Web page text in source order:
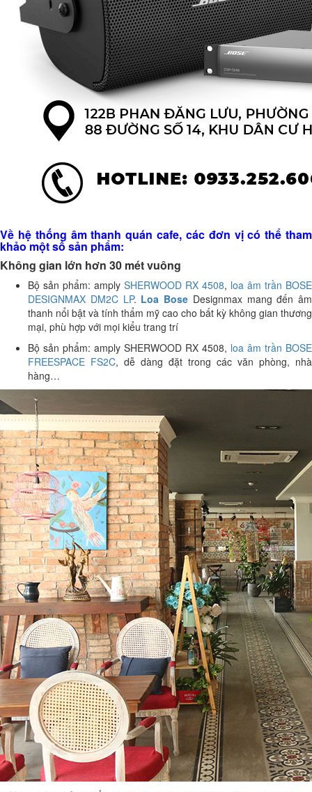
Về hệ thống âm thanh quán cafe, các đơn vị có thể tham
khảo một số sản phẩm:
Không gian lớn hơn 30 mét vuông
Bộ sản phẩm: amply SHERWOOD RX 4508, loa âm trần BOSE
DESIGNMAX DM2C LP. Loa Bose Designmax mang đến âm
thanh nổi bật và tính thẩm mỹ cao cho bất kỳ không gian thương
mại, phù hợp với mọi kiểu trang trí
Bộ sản phẩm: amply SHERWOOD RX 4508, loa âm trần BOSE
FREESPACE FS2C, dễ dàng đặt trong các văn phòng, nhà
hàng…